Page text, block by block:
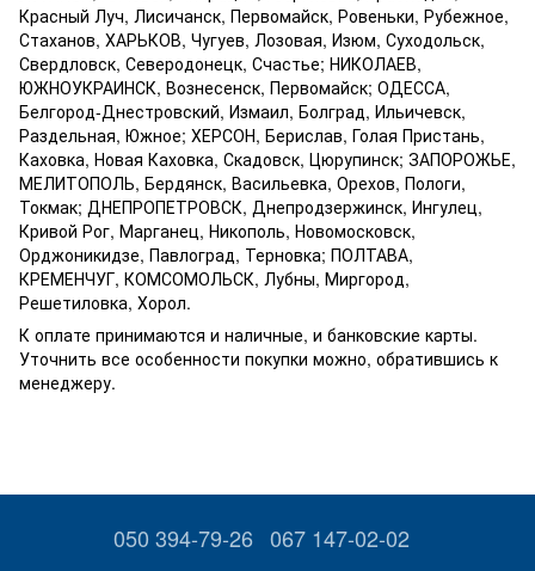
Красный Луч, Лисичанск, Первомайск, Ровеньки, Рубежное,
Стаханов, ХАРЬКОВ, Чугуев, Лозовая, Изюм, Суходольск,
Свердловск, Северодонецк, Счастье; НИКОЛАЕВ,
ЮЖНОУКРАИНСК, Вознесенск, Первомайск; ОДЕССА,
Белгород-Днестровский, Измаил, Болград, Ильичевск,
Раздельная, Южное; ХЕРСОН, Берислав, Голая Пристань,
Каховка, Новая Каховка, Скадовск, Цюрупинск; ЗАПОРОЖЬЕ,
МЕЛИТОПОЛЬ, Бердянск, Васильевка, Орехов, Пологи,
Токмак; ДНЕПРОПЕТРОВСК, Днепродзержинск, Ингулец,
Кривой Рог, Марганец, Никополь, Новомосковск,
Орджоникидзе, Павлоград, Терновка; ПОЛТАВА,
КРЕМЕНЧУГ, КОМСОМОЛЬСК, Лубны, Миргород,
Решетиловка, Хорол.
К оплате принимаются и наличные, и банковские карты.
Уточнить все особенности покупки можно, обратившись к
менеджеру.
050 394-79-26 067 147-02-02